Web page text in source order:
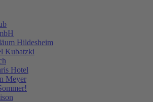
Hildesheim
Kubatzki
Hotel
Meyer